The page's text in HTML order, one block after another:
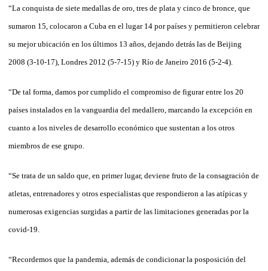
“La conquista de siete medallas de oro, tres de plata y cinco de bronce, que
sumaron 15, colocaron a Cuba en el lugar 14 por países y permitieron celebrar
su mejor ubicación en los últimos 13 años, dejando detrás las de Beijing
2008 (3-10-17), Londres 2012 (5-7-15) y Río de Janeiro 2016 (5-2-4).
“De tal forma, damos por cumplido el compromiso de figurar entre los 20
países instalados en la vanguardia del medallero, marcando la excepción en
cuanto a los niveles de desarrollo económico que sustentan a los otros
miembros de ese grupo.
“Se trata de un saldo que, en primer lugar, deviene fruto de la consagración de
atletas, entrenadores y otros especialistas que respondieron a las atípicas y
numerosas exigencias surgidas a partir de las limitaciones generadas por la
covid-19.
“Recordemos que la pandemia, además de condicionar la posposición del